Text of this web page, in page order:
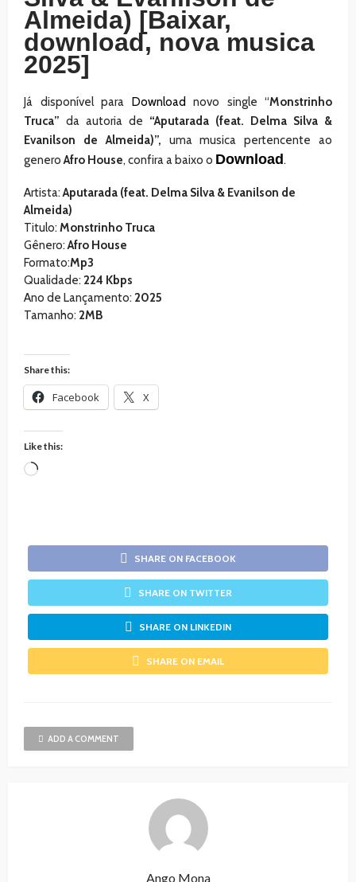
Almeida) [Baixar,
download, nova musica
2025]
Já disponível para Download novo single “Monstrinho
Truca” da autoria de “Aputarada (feat. Delma Silva &
Evanilson de Almeida)”, uma musica pertencente ao
genero Afro House, confira a baixo o Download.
Artista: Aputarada (feat. Delma Silva & Evanilson de
Almeida)
Titulo: Monstrinho Truca
Gênero: Afro House
Formato:Mp3
Qualidade: 224 Kbps
Ano de Lançamento: 2025
Tamanho: 2MB
Share this:
Facebook X
Like this:
Loading…
SHARE ON FACEBOOK
SHARE ON TWITTER
SHARE ON LINKEDIN
SHARE ON EMAIL
ADD A COMMENT
Ango Mona